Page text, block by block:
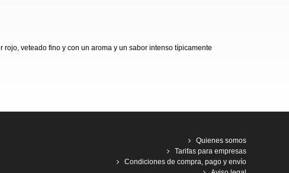
veteado fino y con un aroma y un sabor intenso típicamente
Quienes somos
Tarifas para empresas
Condiciones de compra, pago y envío